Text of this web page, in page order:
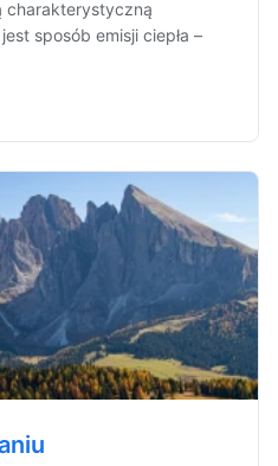
charakterystyczną
sposób emisji ciepła –